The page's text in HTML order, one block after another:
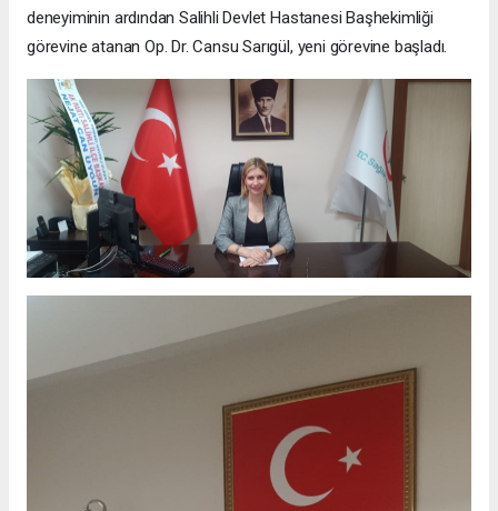
deneyiminin ardından Salihli Devlet Hastanesi Başhekimliği
görevine atanan Op. Dr. Cansu Sarıgül, yeni görevine başladı.